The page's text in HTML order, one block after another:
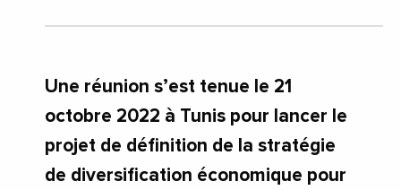
Une réunion s’est tenue le 21
octobre 2022 à Tunis pour lancer le
projet de définition de la stratégie
de diversification économique pour